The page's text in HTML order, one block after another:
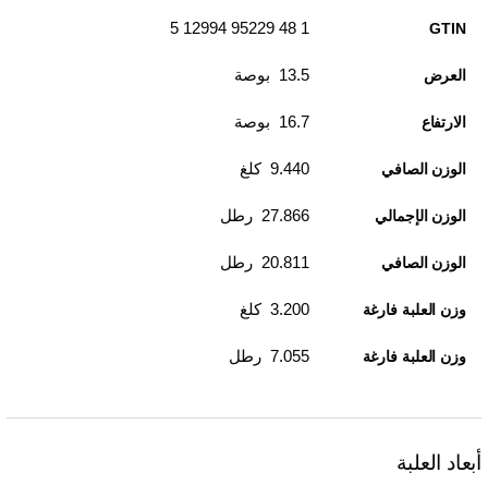
GTIN
1 48 95229 12994 5
العرض 13.5 بوصة
الارتفاع 16.7 بوصة
الوزن الصافي 9.440 كلغ
الوزن الإجمالي 27.866 رطل
الوزن الصافي 20.811 رطل
وزن العلبة فارغة 3.200 كلغ
وزن العلبة فارغة 7.055 رطل
أبعاد العلبة